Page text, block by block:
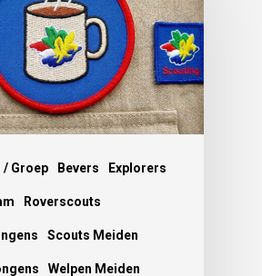
/ Groep Bevers Explorers
Roverscouts
Scouts Meiden
Welpen Meiden